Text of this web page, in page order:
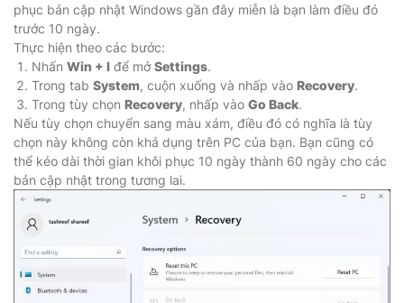
phục bản cập nhật Windows gần đây miễn là bạn làm điều đó
trước 10 ngày.
Thực hiện theo các bước:
Nhấn Win + I để mởSettings.
Trong tab System, cuộn xuống và nhấp vào Recovery.
Trong tùy chọn Recovery, nhấp vào Go Back.
Nếu tùy chọn chuyển sang màu xám, điều đó có nghĩa là tùy
chọn này không còn khả dụng trên PC của bạn. Bạn cũng có
thể kéo dài thời gian khôi phục 10 ngày thành 60 ngày cho các
bản cập nhật trong tương lai.